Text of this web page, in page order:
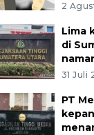
2
Lima
di
31 Juli
PT